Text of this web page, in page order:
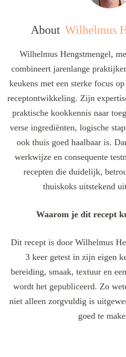
About Wilhelmus
Wilhelmus Hengstmengel,
combineert jarenlange
keukens met een sterke focus
receptontwikkeling. Zijn
praktische kookkennis naar
verse ingrediënten, logische
ook thuis goed haalbaar is.
werkwijze en consequente
recepten die duidelijk,
thuiskoks uitstekend
Waarom je dit recept
Dit recept is door Wilhelmus
3 keer getest in zijn eigen
bereiding, smaak, textuur en
wordt het gepubliceerd. Zo
niet alleen zorgvuldig is
goed te